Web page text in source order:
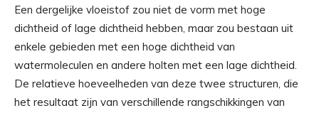
Een dergelijke vloeistof zou niet de vorm met hoge
dichtheid of lage dichtheid hebben, maar zou bestaan ​​uit
enkele gebieden met een hoge dichtheid van
watermoleculen en andere holten met een lage dichtheid.
De relatieve hoeveelheden van deze twee structuren, die
het resultaat zijn van verschillende rangschikkingen van